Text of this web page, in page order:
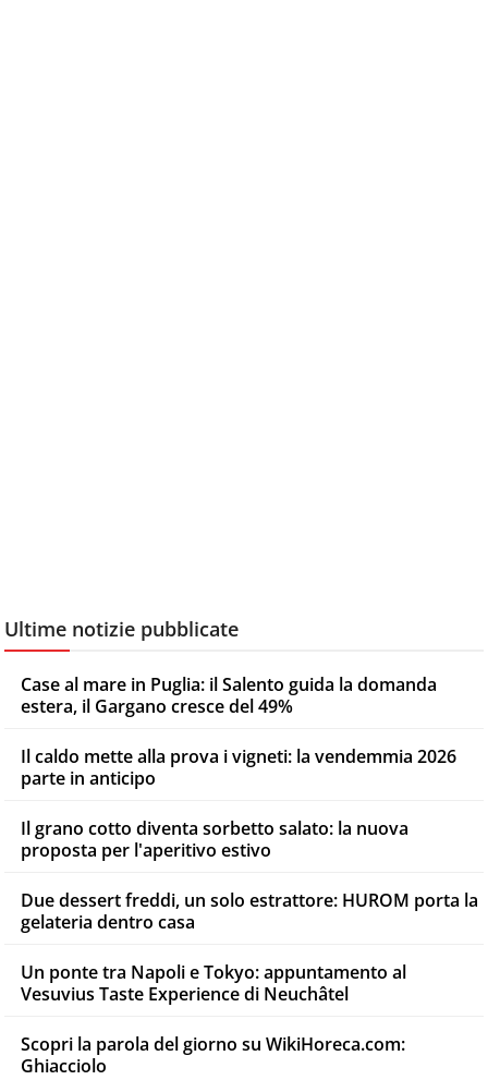
Ultime notizie pubblicate
Case al mare in Puglia: il Salento guida la domanda
estera, il Gargano cresce del 49%
Il caldo mette alla prova i vigneti: la vendemmia 2026
parte in anticipo
Il grano cotto diventa sorbetto salato: la nuova
proposta per l'aperitivo estivo
Due dessert freddi, un solo estrattore: HUROM porta la
gelateria dentro casa
Un ponte tra Napoli e Tokyo: appuntamento al
Vesuvius Taste Experience di Neuchâtel
Scopri la parola del giorno su WikiHoreca.com:
Ghiacciolo